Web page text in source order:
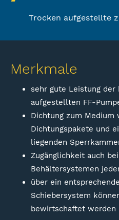
Trocken aufgestellte
Merkmale
sehr gute Leistung der
aufgestellten FF-
Dichtung zum Medium
Dichtungspakete und
liegenden
Zugänglichkeit auch
Behältersystemen
über ein
Schiebersystem
bewirtschaftet werden